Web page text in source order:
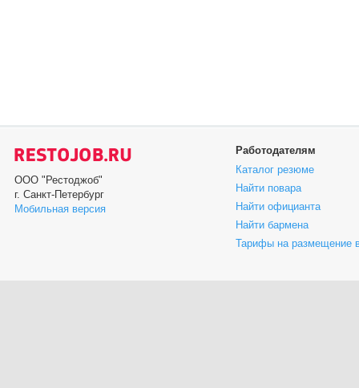
ООО "Рестоджоб"
г. Санкт-Петербург
Мобильная версия
Работодателям
Каталог резюме
Найти повара
Найти официанта
Найти бармена
Тарифы на размещение